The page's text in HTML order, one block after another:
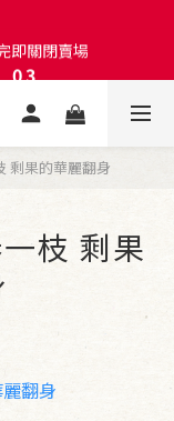
00
Seconds
滿千再折百
剩果的華麗翻身
枝 剩果
翻身